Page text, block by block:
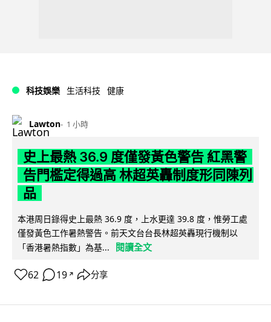
科技娛樂 生活科技 健康
Lawton 1 小時
史上最熱 36.9 度僅發黃色警告 紅黑警
告門檻定得過高 林超英轟制度形同陳列
品
本港周日錄得史上最熱 36.9 度，上水更達 39.8 度，惟勞工處
僅發黃色工作暑熱警告。前天文台台長林超英轟現行機制以
「香港暑熱指數」為基...
閱讀全文
62 19 ↗ 分享